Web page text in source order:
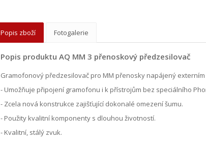
Popis zboží Fotogalerie
Popis produktu AQ MM 3 přenoskový předzesilovač
Gramofonový předzesilovač pro MM přenosky napájený
- Umožňuje připojení gramofonu i k přístrojům bez speciálního
- Zcela nová konstrukce zajišťující dokonalé omezení šumu.
- Použity kvalitní komponenty s dlouhou životností.
- Kvalitní, stálý zvuk.